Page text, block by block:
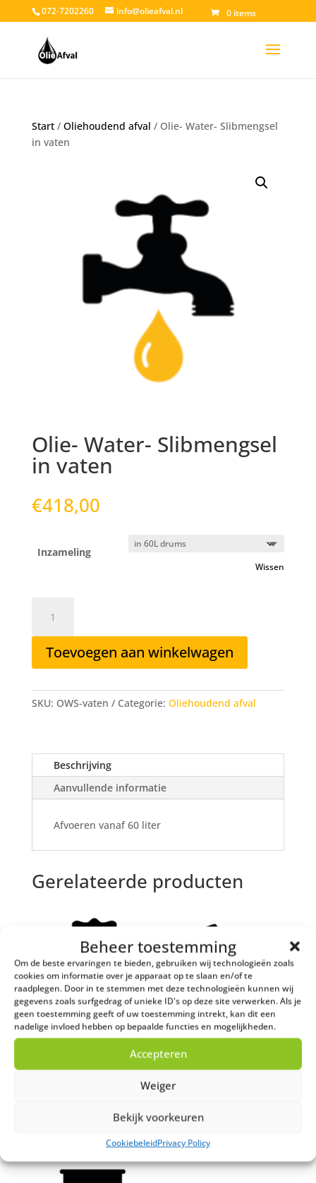
Beheer toestemming
Om de beste ervaringen te bieden, gebruiken wij technologieën zoals
cookies om informatie over je apparaat op te slaan en/of te
raadplegen. Door in te stemmen met deze technologieën kunnen wij
gegevens zoals surfgedrag of unieke ID's op deze site verwerken. Als je
geen toestemming geeft of uw toestemming intrekt, kan dit een
nadelige invloed hebben op bepaalde functies en mogelijkheden.
Accepteren
Weiger
Bekijk voorkeuren
CookiebeleidPrivacy Policy
072-7202260 info@olieafval.nl 0 items
Start/ Oliehoudend afval / Olie- Water- Slibmengsel
in vaten
Olie- Water- Slibmengsel
in vaten
€418,00
Inzameling
Wissen
Water-
Slibmengsel
vaten
Toevoegen aan winkelwagen
SKU: OWS-vaten Categorie: Oliehoudend afval
Beschrijving
Aanvullende informatie
Afvoeren vanaf 60 liter
Gerelateerde producten
Olie-water-
slibmengsel
vanaf 1.000
Remvloeistof
€0,32